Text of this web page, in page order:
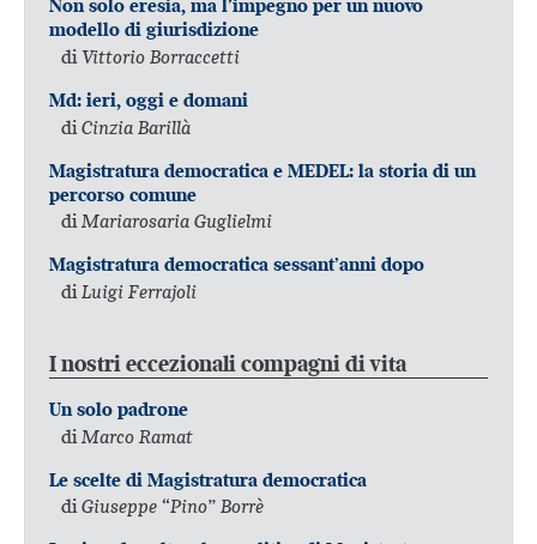
Non solo eresia, ma l’impegno per un nuovo
modello di giurisdizione
di Vittorio Borraccetti
Md: ieri, oggi e domani
di Cinzia Barillà
Magistratura democratica e MEDEL: la storia di un
percorso comune
diMariarosaria Guglielmi
Magistratura democratica sessant’anni dopo
di Luigi Ferrajoli
I nostri eccezionali compagni di vita
Un solo padrone
di Marco Ramat
Le scelte di Magistratura democratica
diGiuseppe “Pino” Borrè